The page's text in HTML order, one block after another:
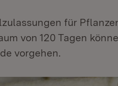
für
von 120 Tagen
vorgehen.